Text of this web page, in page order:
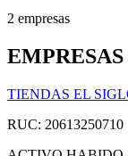
2 empresas
TIENDAS EL
RUC: 20613250710